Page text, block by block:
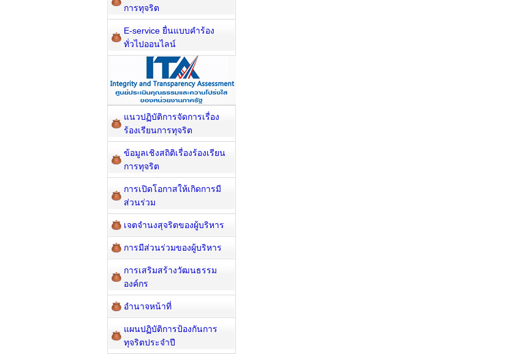
การทุจริต
E-service ยื่นแบบคำร้อง
ทั่วไปออนไลน์
แนวปฏิบัติการจัดการเรื่อง
ร้องเรียนการทุจริต
ข้อมูลเชิงสถิติเรื่องร้องเรียน
การทุจริต
การเปิดโอกาสให้เกิดการมี
ส่วนร่วม
เจตจำนงสุจริตของผู้บริหาร
การมีส่วนร่วมของผู้บริหาร
การเสริมสร้างวัฒนธรรม
องค์กร
อำนาจหน้าที่
แผนปฏิบัติการป้องกันการ
ทุจริตประจำปี